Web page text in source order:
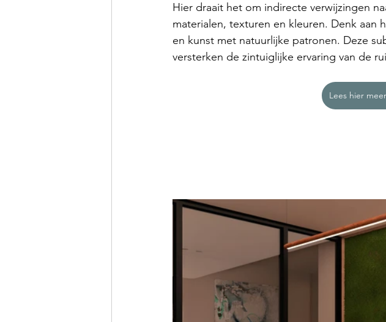
Hier draait het om indirecte verwijzingen
materialen, texturen en kleuren. Denk aan
en kunst met natuurlijke patronen. Deze
versterken de zintuiglijke ervaring van de
Lees hier